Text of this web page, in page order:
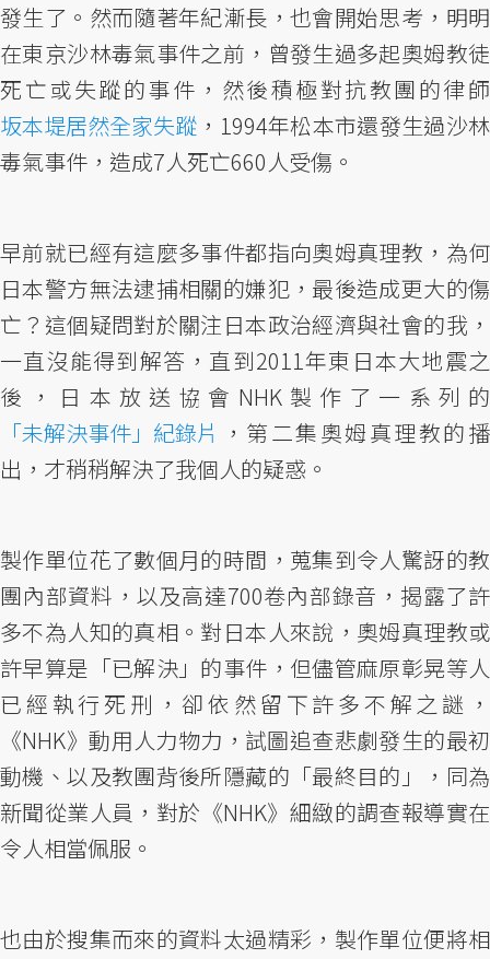
發生了。然而隨著年紀漸長，也會開始思考，明明
在東京沙林毒氣事件之前，曾發生過多起奧姆教徒
死亡或失蹤的事件，然後積極對抗教團的律師
坂本堤居然全家失蹤 ，1994年松本市還發生過沙林
毒氣事件，造成7人死亡660人受傷。
早前就已經有這麼多事件都指向奧姆真理教，為何
日本警方無法逮捕相關的嫌犯，最後造成更大的傷
亡？這個疑問對於關注日本政治經濟與社會的我，
一直沒能得到解答，直到2011年東日本大地震之
後，日本放送協會NHK製作了一系列的
「未解決事件」紀錄片 ，第二集奧姆真理教的播
出，才稍稍解決了我個人的疑惑。
製作單位花了數個月的時間，蒐集到令人驚訝的教
團內部資料，以及高達700卷內部錄音，揭露了許
多不為人知的真相。對日本人來說，奧姆真理教或
許早算是「已解決」的事件，但儘管麻原彰晃等人
已經執行死刑，卻依然留下許多不解之謎，
《NHK》動用人力物力，試圖追查悲劇發生的最初
動機、以及教團背後所隱藏的「最終目的」，同為
新聞從業人員，對於《NHK》細緻的調查報導實在
令人相當佩服。
也由於搜集而來的資料太過精彩，製作單位便將相